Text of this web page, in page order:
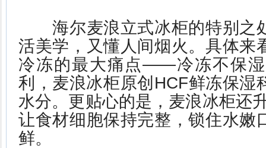
海尔麦浪立式冰柜的特别之
活美学，又懂人间烟火。具体来
冷冻的最大痛点——冷冻不保
利，麦浪冰柜原创HCF鲜冻保湿
水分。更贴心的是，麦浪冰柜还
让食材细胞保持完整，锁住水嫩
鲜。